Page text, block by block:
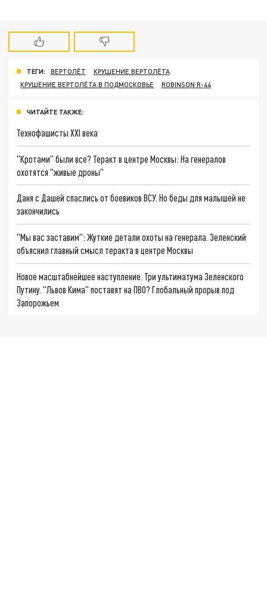
ТЕГИ: ВЕРТОЛЁТ
КРУШЕНИЕ ВЕРТОЛЁТА
КРУШЕНИЕ ВЕРТОЛЁТА В ПОДМОСКОВЬЕ
ROBINSON R-44
ЧИТАЙТЕ ТАКЖЕ:
Технофашисты XXI века
"Кротами" были все? Теракт в центре Москвы: На генералов
охотятся "живые дроны"
Даня с Дашей спаслись от боевиков ВСУ. Но беды для малышей не
закончились
"Мы вас заставим": Жуткие детали охоты на генерала. Зеленский
объяснил главный смысл теракта в центре Москвы
Новое масштабнейшее наступление. Три ультиматума Зеленского
Путину. "Львов Кима" поставят на ПВО? Глобальный прорыв под
Запорожьем